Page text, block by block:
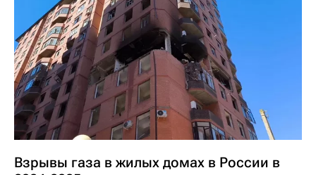
Взрывы газа в жилых домах в России в